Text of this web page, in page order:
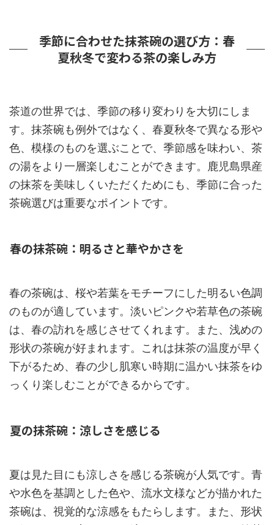
季節に合わせた抹茶碗の選び方：春
夏秋冬で変わる茶の楽しみ方
茶道の世界では、季節の移り変わりを大切にしま
す。抹茶碗も例外ではなく、春夏秋冬で異なる形や
色、模様のものを選ぶことで、季節感を味わい、茶
の湯をより一層楽しむことができます。鹿児島県産
の抹茶を美味しくいただくためにも、季節に合った
茶碗選びは重要なポイントです。
春の抹茶碗：明るさと華やかさを
春の茶碗は、桜や若葉をモチーフにした明るい色調
のものが適しています。淡いピンクや若草色の茶碗
は、春の訪れを感じさせてくれます。また、浅めの
形状の茶碗が好まれます。これは抹茶の温度が早く
下がるため、春の少し肌寒い時期に温かい抹茶をゆ
っくり楽しむことができるからです。
夏の抹茶碗：涼しさを感じる
夏は見た目にも涼しさを感じる茶碗が人気です。青
や水色を基調とした色や、流水文様などが描かれた
茶碗は、視覚的な涼感をもたらします。また、形状